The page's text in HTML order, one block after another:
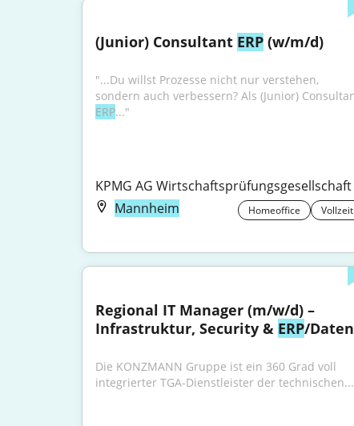
(Junior) Consultant ERP (w/m/d)
"...Du willst Prozesse nicht nur verstehen,
ERP..."
KPMG AG Wirtschaftsprüfungsgesellschaft
Mannheim
Homeoffice Vollzeit
Regional IT Manager (m/w/d) –
Infrastruktur, Security & ERP/Daten
Die KONZMANN Gruppe ist ein 360 Grad voll
integrierter TGA-Dienstleister der technischen...